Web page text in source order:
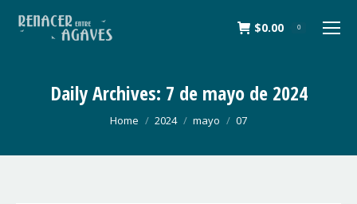
$0.00 0
Daily Archives: 7 de mayo de 2024
You are here:
Home 2024 mayo 07